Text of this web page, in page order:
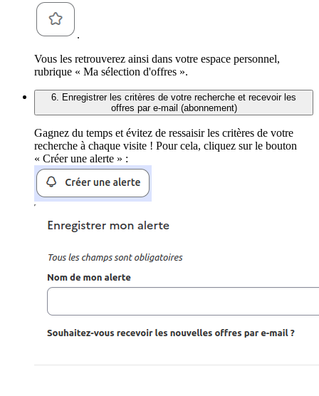
.
Vous les retrouverez ainsi dans votre espace personnel,
rubrique « Ma sélection d'offres ».
6. Enregistrer les critères de votre recherche et recevoir les
offres par e-mail (abonnement)
Gagnez du temps et évitez de ressaisir les critères de votre
recherche à chaque visite ! Pour cela, cliquez sur le bouton
« Créer une alerte » :